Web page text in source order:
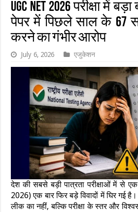
UGC NET 2026 परीक्षा में
पेपर में पिछले साल के 67
करने का गंभीर आरोप
July 6, 2026 एजुकेशन
देश की सबसे बड़ी पात्रता परीक्षाओं में से
2026) एक बार फिर बड़े विवादों में घिर गई
लीक का नहीं, बल्कि परीक्षा के स्तर और